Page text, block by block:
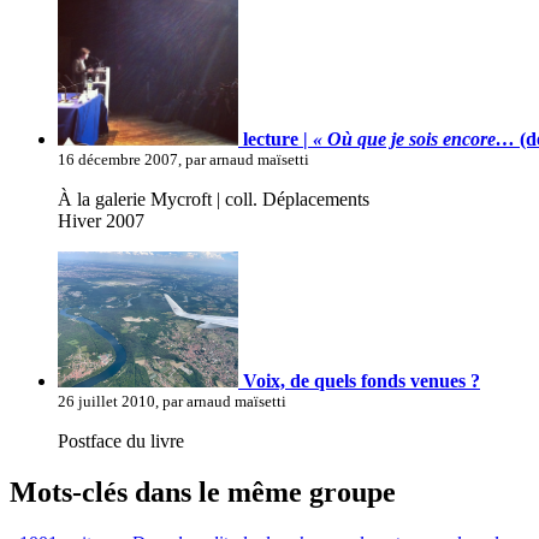
lecture | « Où que je sois encore…
16 décembre 2007, par arnaud maïsetti
À la galerie Mycroft | coll. Déplacements
Hiver 2007
Voix, de quels fonds venues ?
26 juillet 2010, par arnaud maïsetti
Postface du livre
Mots-clés dans le même groupe